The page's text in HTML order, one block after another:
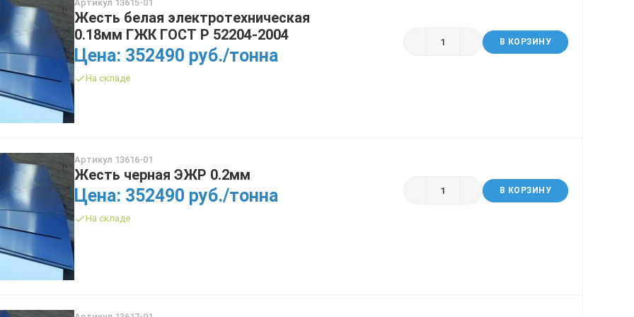
ТРУБА БУРИЛЬНАЯ СБТМ, ТБСУ
ТРУБА КОТЕЛЬНАЯ
ТРУБА КРЕКИНГОВАЯ
ТРУБА МАГИСТРАЛЬНАЯ
ТРУБА НАСОСНО-КОМПРЕССОРНАЯ (НКТ)
ТРУБА НЕФТЕПРОВОДНАЯ
ТРУБА ОБСАДНАЯ
ТРУБЫ СТАЛЬНЫЕ ЛЕЖАЛЫЕ Б/У
ТРУБА ВОССТАНОВЛЕННАЯ
ТРУБЫ В ВУС ИЗОЛЯЦИИ
Артикул 13615-01
Жесть белая электротехническая
0.18мм ГЖК ГОСТ Р 52204-2004
Цена: 352490 руб./тонна
На складе
В КОРЗИНУ
Артикул 13616-01
Жесть черная ЭЖР 0.2мм
Цена: 352490 руб./тонна
На складе
В КОРЗИНУ